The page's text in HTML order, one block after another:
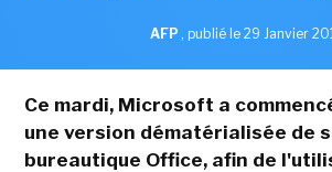
AFP , publié le 29 Janvier
Ce mardi, Microsoft a
une version dématérialisée de
bureautique Office, afin de